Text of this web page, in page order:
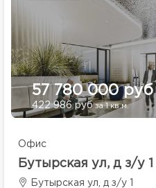
57 780 000 руб
422 986 рубза 1 кв.м.
Офис
Бутырская ул, д з/у 1
Бутырская ул, д з/у 1